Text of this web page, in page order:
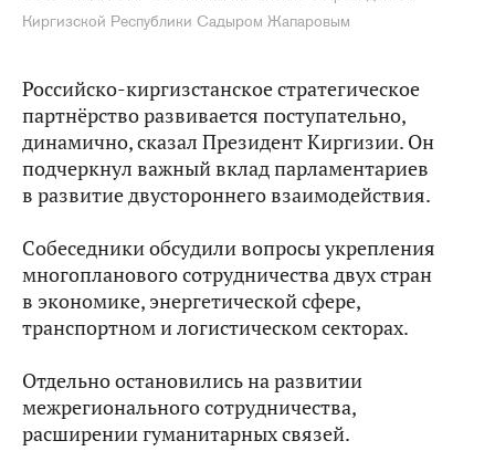
Киргизской Республики Садыром Жапаровым
Российско-киргизстанское стратегическое
партнёрство развивается поступательно,
динамично, сказал Президент Киргизии. Он
подчеркнул важный вклад парламентариев
в развитие двустороннего взаимодействия.
Собеседники обсудили вопросы укрепления
многопланового сотрудничества двух стран
в экономике, энергетической сфере,
транспортном и логистическом секторах.
Отдельно остановились на развитии
межрегионального сотрудничества,
расширении гуманитарных связей.